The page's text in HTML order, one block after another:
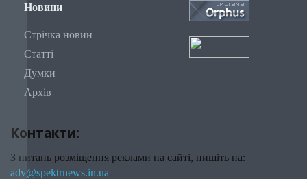
Новини
Стрічка новин
Статті
Думки
Архів
Контакти:
З питань розміщення реклами на сайті, пишіть на:
adv@spektrnews.in.ua